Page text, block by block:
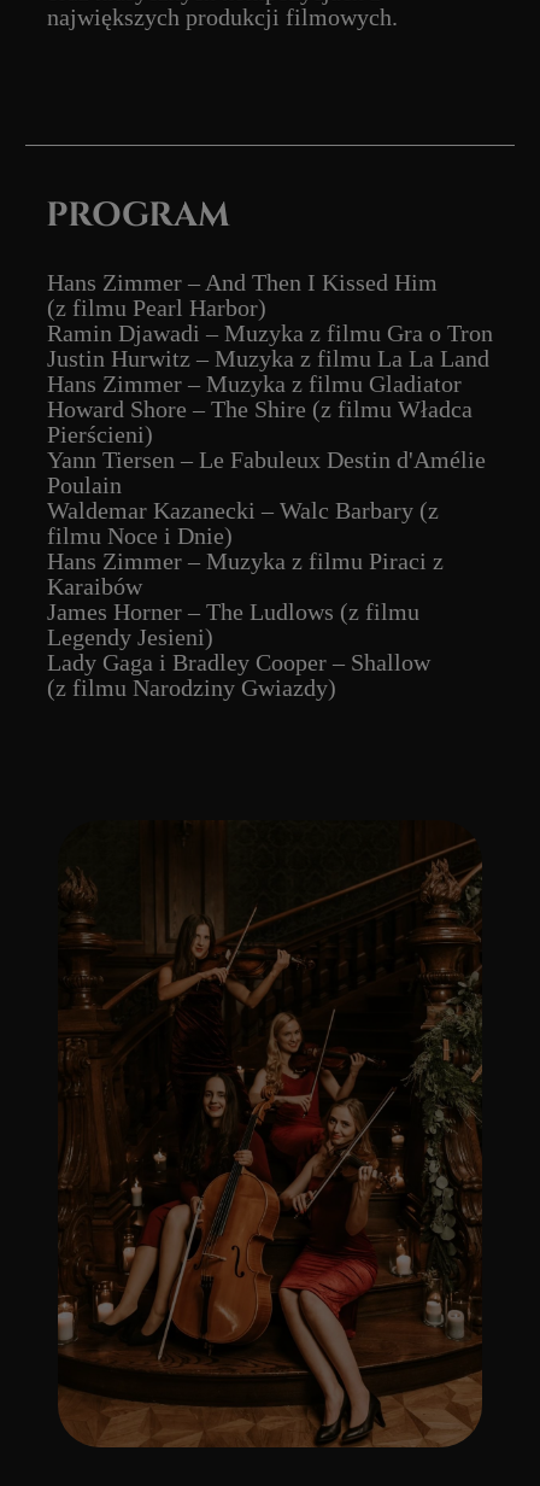
KWARTET SMYCZKOWY “LA BELLE”
KTO ZAGRA
Na każdym wydarzeniu Everlight
łączą się światy sztuki, kultury i
otwartych emocji, pozostawiając
Sprawiamy, że każda sekunda jest
wyjątkowa, oferując miejsce z dala
od zgiełku, gdzie każda chwila jest
czystą inspiracją. Tutaj możesz być
prawdziwym sobą, zanurzyć się w
harmonii
i po prostu delektować się chwilą
MUZYKA WEDŁUG
GUSTU